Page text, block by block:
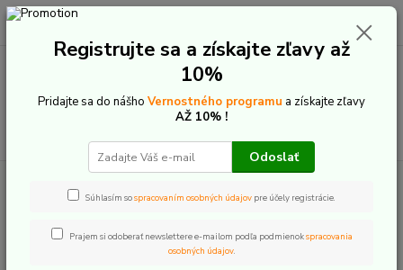
+421 907 20 22 33
0,00 €
Design cover Performance Line BDU3XX
Bosch Design cover Performance
Registrujte sa a získajte zľavy až
10%
Pridajte sa do nášho Vernostného programu a získajte zľavy
AŽ 10% !
Odoslať
Súhlasím sospracovaním osobných údajov pre účely registrácie.
Prajem si odoberať newslettere e-mailom podľa podmienokspracovania
osobných údajov.